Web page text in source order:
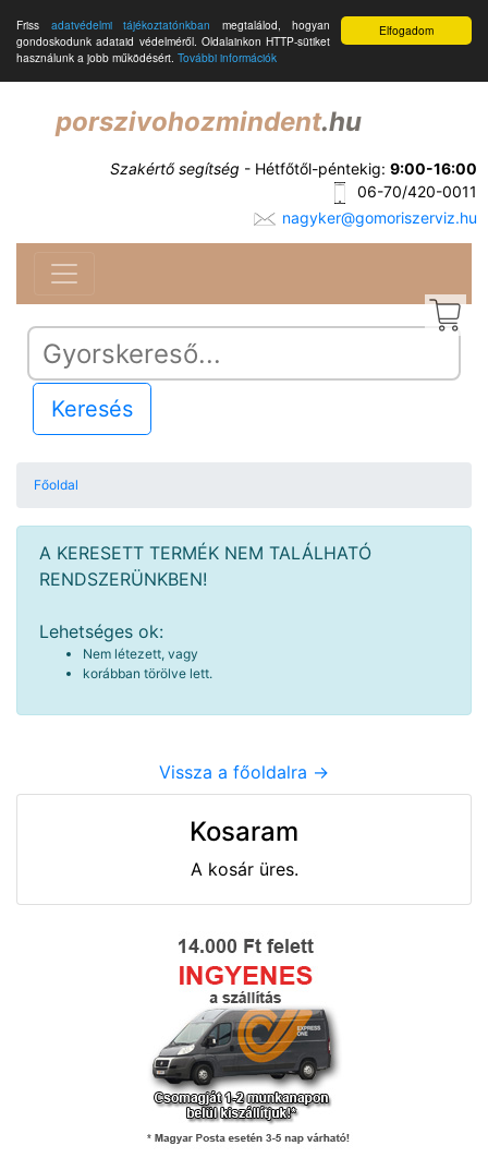
Elfogadom
Friss adatvédelmi tájékoztatónkban megtalálod, hogyan
gondoskodunk adataid védelméről. Oldalainkon HTTP-sütiket
használunk a jobb működésért. További információk
porszivohozmindent.hu
Szakértő segítség - Hétfőtől-péntekig: 9:00-16:00
06-70/420-0011
nagyker@gomoriszerviz.hu
Keresés
Főoldal
A KERESETT TERMÉK NEM TALÁLHATÓ
RENDSZERÜNKBEN!
Lehetséges ok:
Nem létezett, vagy
korábban törölve lett.
Vissza a főoldalra ->
Kosaram
A kosár üres.